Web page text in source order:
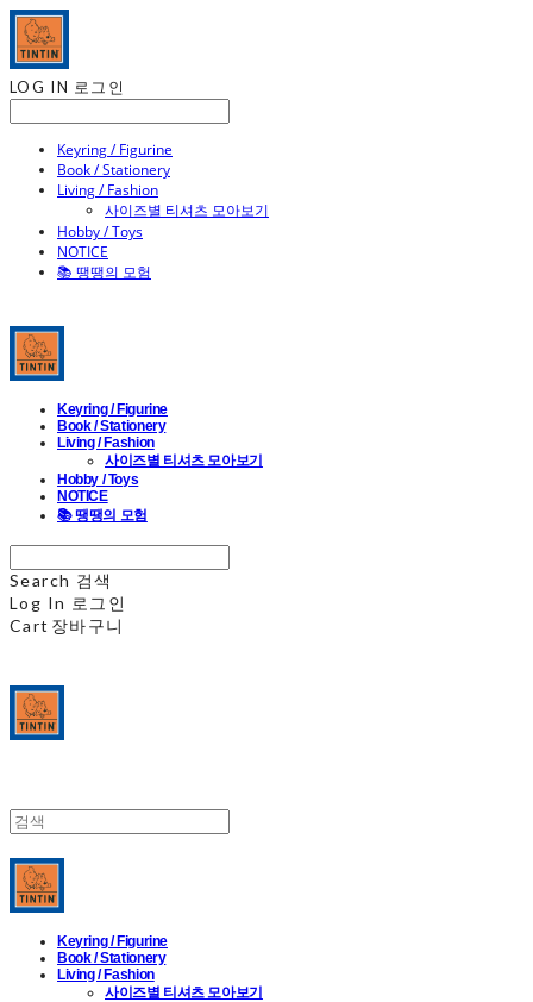
LOG IN 로그인
Keyring / Figurine
Book / Stationery
Living / Fashion
사이즈별 티셔츠 모아보기
Hobby / Toys
NOTICE
📚 땡땡의 모험
Keyring / Figurine
Book / Stationery
Living / Fashion
사이즈별 티셔츠 모아보기
Hobby / Toys
NOTICE
📚 땡땡의 모험
Search 검색
Log In 로그인
Cart 장바구니
Keyring / Figurine
Book / Stationery
Living / Fashion
사이즈별 티셔츠 모아보기